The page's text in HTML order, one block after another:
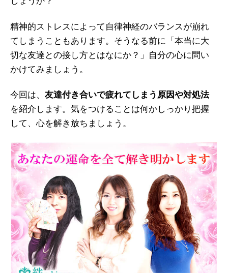
精神的ストレスによって自律神経のバランスが崩れ
てしまうこともあります。そうなる前に「本当に大
切な友達との接し方とはなにか？」自分の心に問い
かけてみましょう。
今回は、友達付き合いで疲れてしまう原因や対処法
を紹介します。気をつけることは何かしっかり把握
して、心を解き放ちましょう。